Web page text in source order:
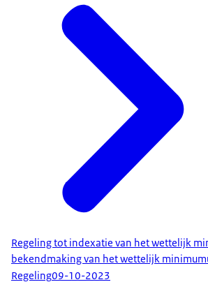
Regeling tot indexatie van het wettelijk
bekendmaking van het wettelijk
Regeling09-10-2023